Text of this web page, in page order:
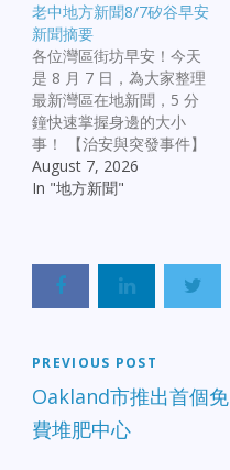
線索。 【警匪衝突】奧克
蘭發生警察介入槍擊案 奧
克蘭警方今日凌晨在執行
任務時與嫌疑人發生交
火，引發警察介入槍擊事
件（OIS）。目前現場仍大
範圍封鎖調查，相關傷亡
細節尚待公布。 【政壇對
話】加州州長候選人激辯
與無家可歸問題提出解決
方案。未決定選民對候選
蹤】舊金山大停電調查報
告正式出爐 針對日前造成
數萬戶受災的舊金山大停
電，官方調查報告今日公
老中地方新聞8/7矽谷早安
新聞摘要
各位灣區街坊早安！今天
是 8 月 7 日，為大家整理
最新灣區在地新聞，5 分
鐘快速掌握身邊的大小
事！ 【治安與突發事件】
Oakland｜市中心槍擊案造
成 2 死 5 傷 Oakland 市中
中。 Oakland｜兒童駕車
撞傷遛狗女子 Oakland 發
名正在路邊遛狗的女子。
Foster City｜公寓大火案
嫌疑人落網 針對日前發生
的海噴巷公寓大火事件，
August 7, 2026
In "地方新聞"
PREVIOUS POST
Oakland市推出首個免
費堆肥中心